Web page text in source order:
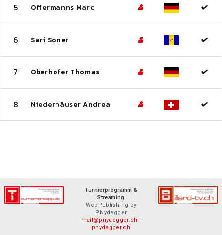
5 Offermanns Marc
6 Sari Soner
7 Oberhofer Thomas
8 Niederhäuser Andrea
Turnierprogramm &
Streaming
WebPublishing by
P.Nydegger
mail@pnydegger.ch |
pnydegger.ch